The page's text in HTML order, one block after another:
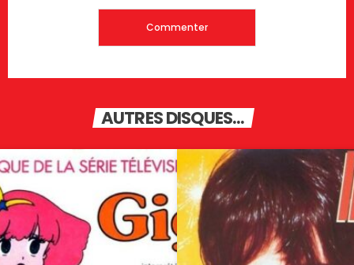
AUTRES DISQUES...